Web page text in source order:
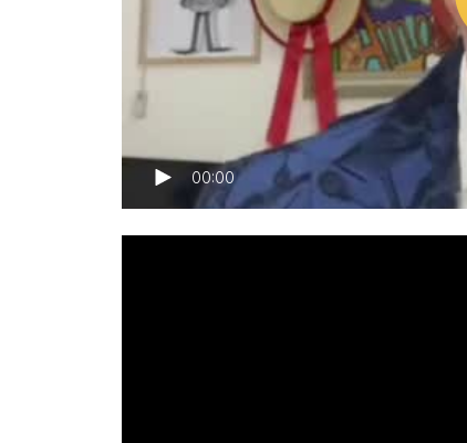
00:00